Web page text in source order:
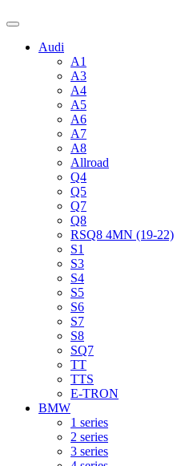
Audi
A1
A3
A4
A5
A6
A7
A8
Allroad
Q4
Q5
Q7
Q8
RSQ8 4MN (19-22)
S1
S3
S4
S5
S6
S7
S8
SQ7
TT
TTS
E-TRON
BMW
1 series
2 series
3 series